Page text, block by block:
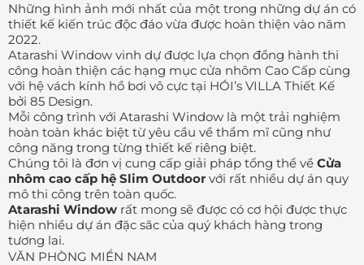
Những hình ảnh mới nhất của một trong những dự án có
thiết kế kiến trúc độc đáo vừa được hoàn thiện vào năm
2022.
Atarashi Window vinh dự được lựa chọn đồng hành thi
công hoàn thiện các hạng mục cửa nhôm Cao Cấp cùng
với hệ vách kính hồ bơi vô cực tại HÓI’s VILLA Thiết Kế
bởi 85 Design.
Mỗi công trình với Atarashi Window là một trải nghiệm
hoàn toàn khác biệt từ yêu cầu về thẩm mĩ cũng như
công năng trong từng thiết kế riêng biệt.
Chúng tôi là đơn vị cung cấp giải pháp tổng thể về Cửa
nhôm cao cấp hệ Slim Outdoor với rất nhiều dự án quy
mô thi công trên toàn quốc.
Atarashi Window rất mong sẽ được có cơ hội được thực
hiện nhiều dự án đặc săc của quý khách hàng trong
tương lai.
VĂN PHÒNG MIỀN NAM